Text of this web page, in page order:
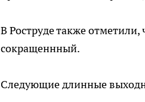
В Роструде также
сокращеннный.
Следующие длинные